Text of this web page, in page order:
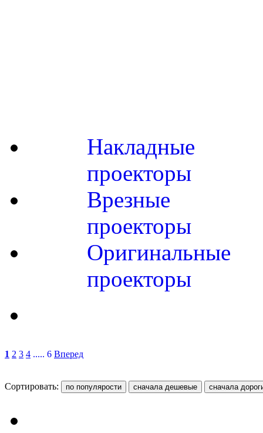
Накладные
проекторы
Врезные
проекторы
Оригинальные
проекторы
1 2 3 4 ..... 6 Вперед
Сортировать: